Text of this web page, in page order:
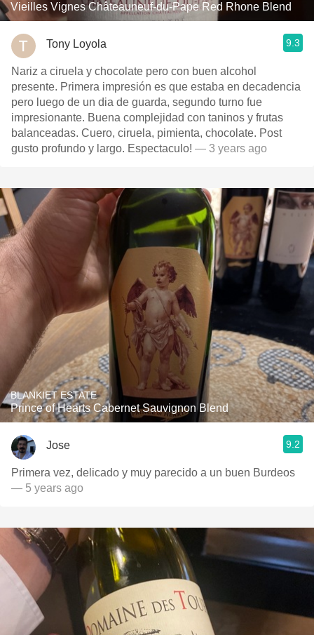
Vieilles Vignes Châteauneuf-du-Pape Red Rhone Blend
Tony Loyola 9.3
Nariz a ciruela y chocolate pero con buen alcohol
presente. Primera impresión es que estaba en decadencia
pero luego de un dia de guarda, segundo turno fue
impresionante. Buena complejidad con taninos y frutas
balanceadas. Cuero, ciruela, pimienta, chocolate. Post
gusto profundo y largo. Espectaculo! — 3 years ago
BLANKIET ESTATE
Prince of Hearts Cabernet Sauvignon Blend
Jose 9.2
Primera vez, delicado y muy parecido a un buen Burdeos
— 5 years ago